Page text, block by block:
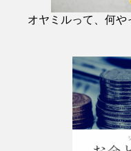
オヤミルって、何